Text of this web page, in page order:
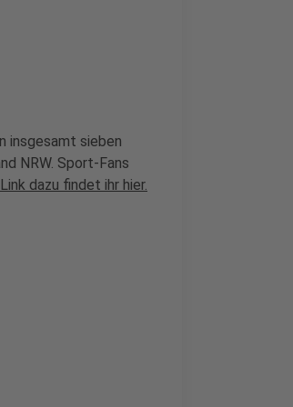
insgesamt sieben
NRW. Sport-Fans
dazu findet ihr hier.